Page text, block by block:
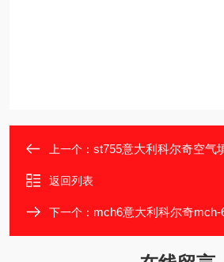
上一个： st755意大利科尔奇空气填充
返回列表
下一个： mch6意大利科尔奇